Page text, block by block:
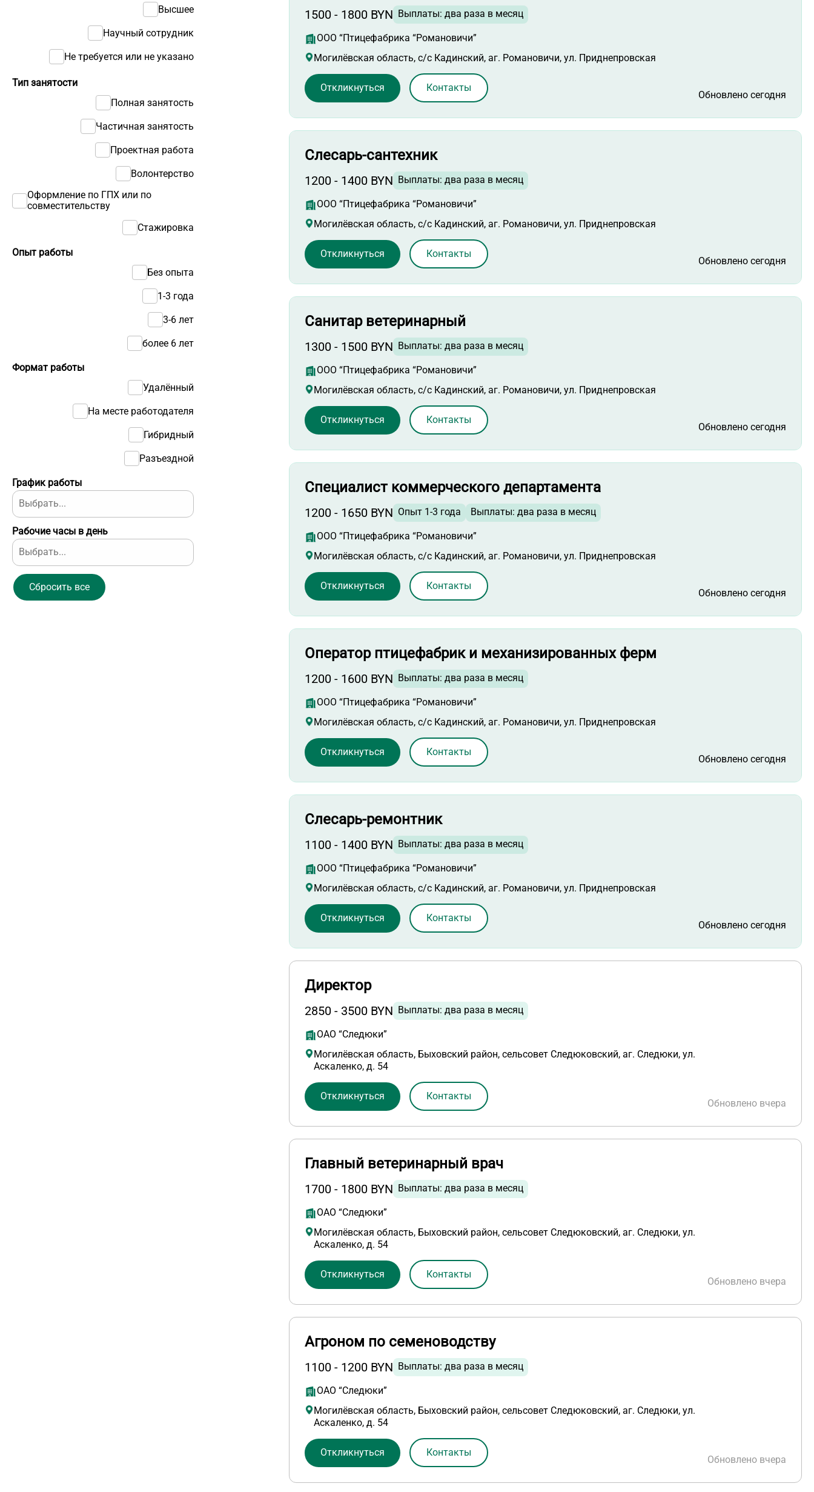
Тип занятости
Полная занятость
Частичная занятость
Проектная работа
Волонтерство
Оформление по ГПХ или по
совместительству
Стажировка
Высшее
Научный сотрудник
Не требуется или не указано
Опыт работы
Без опыта
1-3 года
3-6 лет
более 6 лет
График работы
Рабочие часы в день
Формат работы
Удалённый
На месте работодателя
Гибридный
Разъездной
Сбросить все
1500 - 1800 BYN Выплаты: два раза в месяц
ООО “Птицефабрика “Романовичи”
Могилёвская область, с/с Кадинский, аг. Романовичи, ул. Приднепровская
Обновлено сегодня
Откликнуться Контакты
Слесарь-сантехник
1200 - 1400 BYN Выплаты: два раза в месяц
ООО “Птицефабрика “Романовичи”
Могилёвская область, с/с Кадинский, аг. Романовичи, ул. Приднепровская
Обновлено сегодня
Откликнуться Контакты
Санитар ветеринарный
1300 - 1500 BYN Выплаты: два раза в месяц
ООО “Птицефабрика “Романовичи”
Могилёвская область, с/с Кадинский, аг. Романовичи, ул. Приднепровская
Обновлено сегодня
Откликнуться Контакты
Специалист коммерческого департамента
1200 - 1650 BYN Опыт 1-3 года Выплаты: два раза в месяц
ООО “Птицефабрика “Романовичи”
Могилёвская область, с/с Кадинский, аг. Романовичи, ул. Приднепровская
Обновлено сегодня
Откликнуться Контакты
Оператор птицефабрик и механизированных ферм
1200 - 1600 BYN Выплаты: два раза в месяц
ООО “Птицефабрика “Романовичи”
Могилёвская область, с/с Кадинский, аг. Романовичи, ул. Приднепровская
Обновлено сегодня
Откликнуться Контакты
Слесарь-ремонтник
1100 - 1400 BYN Выплаты: два раза в месяц
ООО “Птицефабрика “Романовичи”
Могилёвская область, с/с Кадинский, аг. Романовичи, ул. Приднепровская
Обновлено сегодня
Откликнуться Контакты
Директор
2850 - 3500 BYN Выплаты: два раза в месяц
ОАО “Следюки”
Могилёвская область, Быховский район, сельсовет Следюковский, аг. Следюки, ул.
Аскаленко, д. 54
Обновлено вчера
Откликнуться Контакты
Главный ветеринарный врач
1700 - 1800 BYN Выплаты: два раза в месяц
ОАО “Следюки”
Могилёвская область, Быховский район, сельсовет Следюковский, аг. Следюки, ул.
Аскаленко, д. 54
Обновлено вчера
Откликнуться Контакты
Агроном по семеноводству
1100 - 1200 BYN Выплаты: два раза в месяц
ОАО “Следюки”
Могилёвская область, Быховский район, сельсовет Следюковский, аг. Следюки, ул.
Аскаленко, д. 54
Обновлено вчера
Откликнуться Контакты